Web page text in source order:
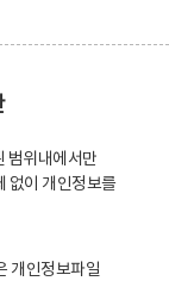
범위내에서만
없이 개인정보를
개인정보파일